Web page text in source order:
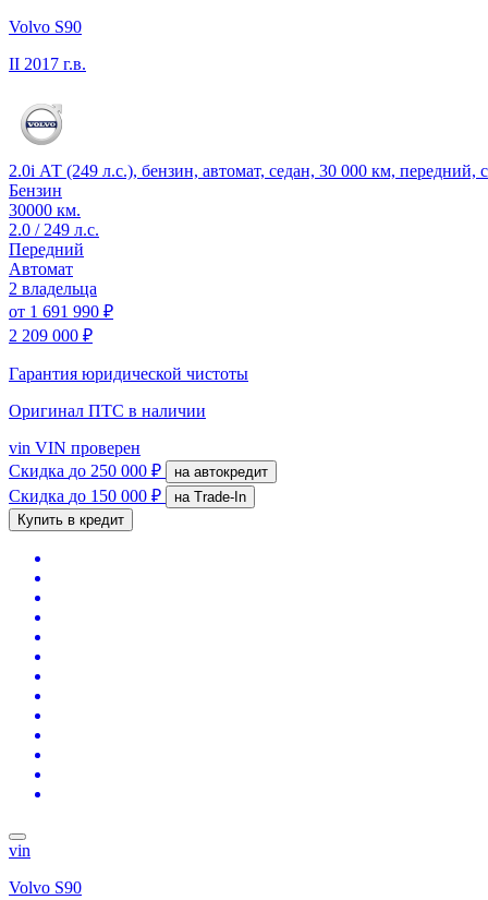
Volvo S90
II 2017 г.в.
2.0i АТ (249 л.с.), бензин, автомат, седан, 30 000 км, передний,
Бензин
30000 км.
2.0 / 249 л.с.
Передний
Автомат
2 владельца
от 1 691 990 ₽
2 209 000 ₽
Гарантия юридической чистоты
Оригинал ПТС в наличии
vin VIN проверен
Скидка до 250 000 ₽ на автокредит
Скидка до 150 000 ₽
на Trade-In
Купить в кредит
vin
Volvo S90